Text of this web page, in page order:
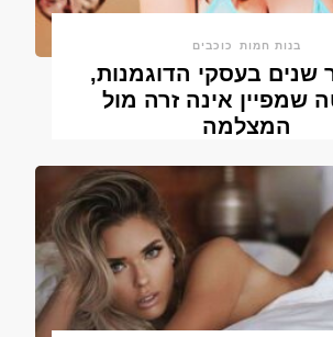
בנות חמות כוכבים
שנים בעסקי הדוגמנות,
שמפיין אינה זרה מול
המצלמה